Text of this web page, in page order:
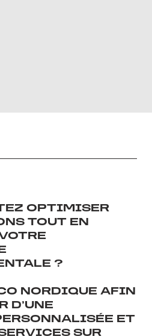
OPTIMISER
TOUT EN
?
NORDIQUE AFIN
D’UNE
ET
SUR